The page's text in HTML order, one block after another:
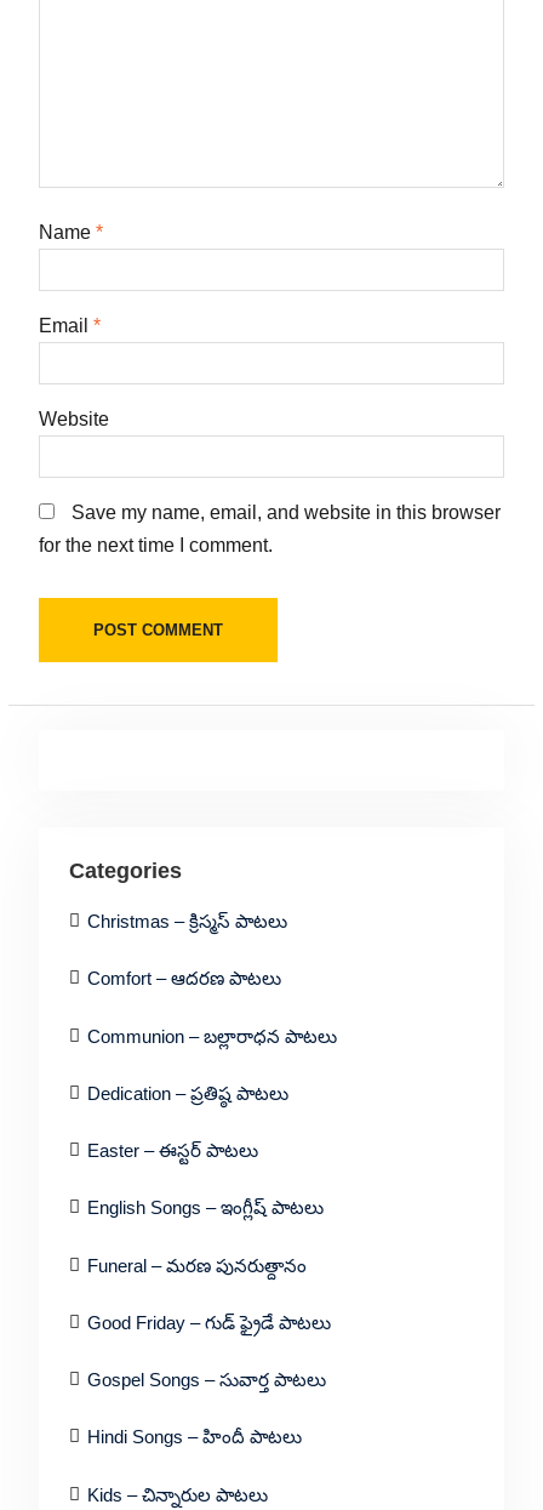
Name *
Email *
Website
Save my name, email, and website in this browser
for the next time I comment.
Categories
Christmas – క్రిస్మస్ పాటలు
Comfort – ఆదరణ పాటలు
Communion – బల్లారాధన పాటలు
Dedication – ప్రతిష్ఠ పాటలు
Easter – ఈస్టర్ పాటలు
English Songs – ఇంగ్లీష్ పాటలు
Funeral – మరణ పునరుత్దానం
Good Friday – గుడ్ ఫ్రైడే పాటలు
Gospel Songs – సువార్త పాటలు
Hindi Songs – హిందీ పాటలు
Kids – చిన్నారుల పాటలు